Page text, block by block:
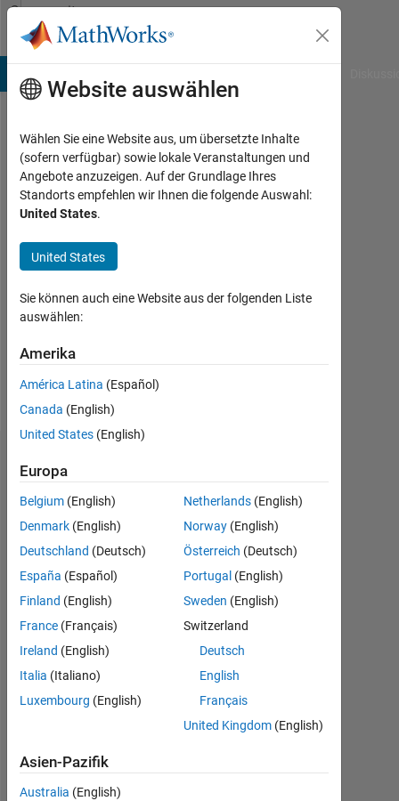
Weiter zum Inhalt
Community
Profile
ayushi
Aktiv
seit
2016
Followers:
Following:
Follow
ayushi's
MATLAB
Answers
Alle
Thankful Level 1
Website auswählen
Wählen Sie eine Website aus, um übersetzte Inhalte
(sofern verfügbar) sowie lokale Veranstaltungen und
Angebote anzuzeigen. Auf der Grundlage Ihres
Standorts empfehlen wir Ihnen die folgende Auswahl:
United States.
United States
Sie können auch eine Website aus der folgenden Liste
auswählen:
Amerika
América Latina (Español)
Canada (English)
United States (English)
Europa
Belgium (English)
Denmark (English)
Deutschland (Deutsch)
España (Español)
Finland (English)
France (Français)
Ireland (English)
Italia (Italiano)
Luxembourg (English)
Netherlands (English)
Norway (English)
Österreich (Deutsch)
Portugal (English)
Sweden (English)
Switzerland
Deutsch
English
Français
United Kingdom (English)
Asien-Pazifik
Australia (English)